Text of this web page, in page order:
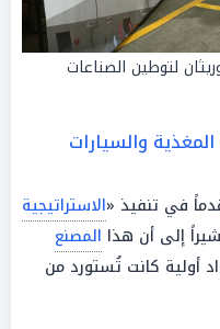
لتوطين الصناعات
والسيارات
في تنفيذ «الاستراتيجية
إلى أن هذا المصنع
أولية كانت تُستورد من